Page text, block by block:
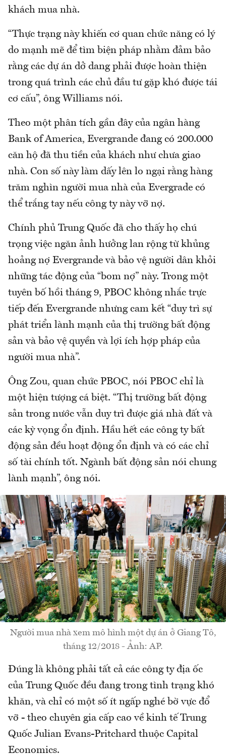
khách mua nhà.
“Thực trạng này khiến cơ quan chức năng có lý
do mạnh mẽ để tìm biện pháp nhằm đảm bảo
rằng các dự án dở dang phải được hoàn thiện
trong quá trình các chủ đầu tư gặp khó được tái
cơ cấu”, ông Williams nói.
Theo một phân tích gần đây của ngân hàng
Bank of America, Evergrande đang có 200.000
căn hộ đã thu tiền của khách như chưa giao
nhà. Con số này làm dấy lên lo ngại rằng hàng
trăm nghìn người mua nhà của Evergrade có
thể trắng tay nếu công ty này vỡ nợ.
Chính phủ Trung Quốc đã cho thấy họ chú
trọng việc ngăn ảnh hưởng lan rộng từ khủng
hoảng nợ Evergrande và bảo vệ người dân khỏi
những tác động của “bom nợ” này. Trong một
tuyên bố hồi tháng 9, PBOC không nhắc trực
tiếp đến Evergrande nhưng cam kết “duy trì sự
phát triển lành mạnh của thị trường bất động
sản và bảo vệ quyền và lợi ích hợp pháp của
người mua nhà”.
Ông Zou, quan chức PBOC, nói PBOC chỉ là
một hiện tượng cá biệt. “Thị trường bất động
sản trong nước vẫn duy trì được giá nhà đất và
các kỳ vọng ổn định. Hầu hết các công ty bất
động sản đều hoạt động ổn định và có các chỉ
số tài chính tốt. Ngành bất động sản nói chung
lành mạnh”, ông nói.
Người mua nhà xem mô hình một dự án ở Giang Tô,
tháng 12/2018 - Ảnh: AP.
Đúng là không phải tất cả các công ty địa ốc
của Trung Quốc đều đang trong tình trạng khó
khăn, và chỉ có một số ít ngấp nghé bờ vực đổ
vỡ - theo chuyên gia cấp cao về kinh tế Trung
Quốc Julian Evans-Pritchard thuộc Capital
Economics.